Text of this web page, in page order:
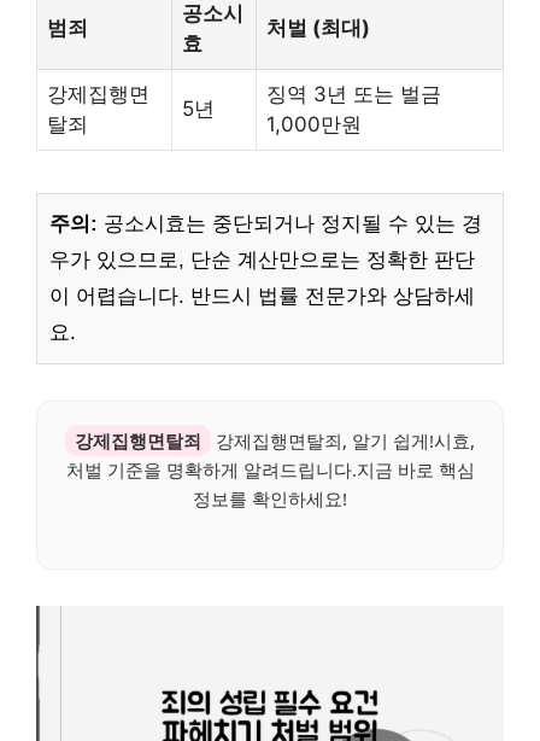
범죄
공소시
효
처벌 (최대)
강제집행면
탈죄
5년
징역 3년 또는 벌금
1,000만원
주의: 공소시효는 중단되거나 정지될 수 있는 경
우가 있으므로, 단순 계산만으로는 정확한 판단
이 어렵습니다. 반드시 법률 전문가와 상담하세
요.
강제집행면탈죄
강제집행면탈죄, 알기 쉽게!시효,
처벌 기준을 명확하게 알려드립니다.지금 바로 핵심
정보를 확인하세요!